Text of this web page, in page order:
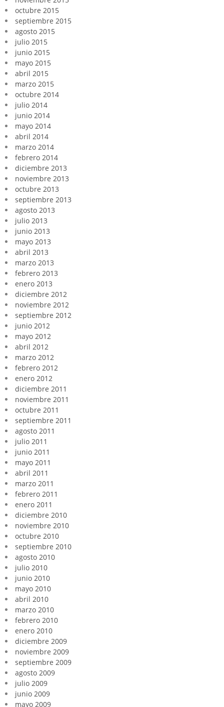
octubre 2015
septiembre 2015
agosto 2015
julio 2015
junio 2015
mayo 2015
abril 2015
marzo 2015
octubre 2014
julio 2014
junio 2014
mayo 2014
abril 2014
marzo 2014
febrero 2014
diciembre 2013
noviembre 2013
octubre 2013
septiembre 2013
agosto 2013
julio 2013
junio 2013
mayo 2013
abril 2013
marzo 2013
febrero 2013
enero 2013
diciembre 2012
noviembre 2012
septiembre 2012
junio 2012
mayo 2012
abril 2012
marzo 2012
febrero 2012
enero 2012
diciembre 2011
noviembre 2011
octubre 2011
septiembre 2011
agosto 2011
julio 2011
junio 2011
mayo 2011
abril 2011
marzo 2011
febrero 2011
enero 2011
diciembre 2010
noviembre 2010
octubre 2010
septiembre 2010
agosto 2010
julio 2010
junio 2010
mayo 2010
abril 2010
marzo 2010
febrero 2010
enero 2010
diciembre 2009
noviembre 2009
septiembre 2009
agosto 2009
julio 2009
junio 2009
mayo 2009